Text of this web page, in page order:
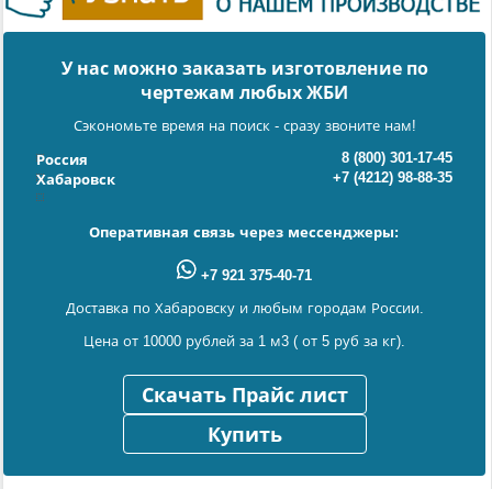
У нас можно заказать изготовление по
чертежам любых ЖБИ
Сэкономьте время на поиск - сразу звоните нам!
Россия
8 (800) 301-17-45
Хабаровск
+7 (4212) 98-88-35
Оперативная связь через мессенджеры:
+7 921 375-40-71
Доставка по Хабаровску и любым городам России.
Цена от 10000 рублей за 1 м3 ( от 5 руб за кг).
Скачать Прайс лист
Купить